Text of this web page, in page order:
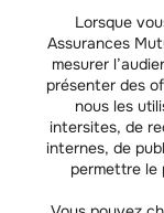
Lorsque
Assurances
mesurer
présenter des
nous les
intersites, de
internes, de
permettre le
A chaque étape